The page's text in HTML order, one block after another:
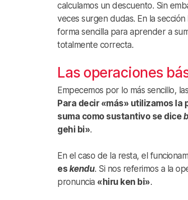
calculamos un descuento. Sin
veces surgen dudas. En la sección
forma sencilla para aprender a
totalmente correcta.
Las operaciones
Empecemos por lo más sencillo,
Para decir «más» utilizamos la
suma como sustantivo se dice
gehi bi».
En el caso de la resta, el
es kendu. Si nos referimos a la
pronuncia «hiru ken bi».